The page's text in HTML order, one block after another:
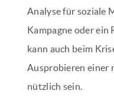
Analyse für soziale
Kampagne oder ein
kann auch beim
Ausprobieren einer
nützlich sein.